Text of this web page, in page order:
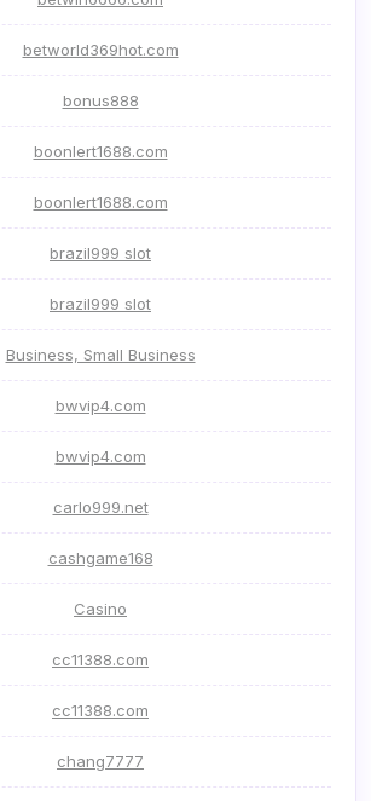
betworld369hot.com
bonus888
boonlert1688.com
boonlert1688.com
brazil999 slot
brazil999 slot
Business, Small Business
bwvip4.com
bwvip4.com
carlo999.net
cashgame168
Casino
cc11388.com
cc11388.com
chang7777